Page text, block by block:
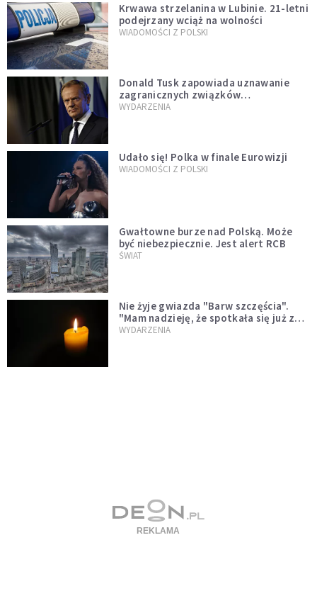
Krwawa strzelanina w Lubinie. 21-letni
podejrzany wciąż na wolności
WIADOMOŚCI Z POLSKI
Donald Tusk zapowiada uznawanie
zagranicznych związków
jednopłciowych. "Państwo oblało ten
WYDARZENIA
Udało się! Polka w finale Eurowizji
WIADOMOŚCI Z POLSKI
Gwałtowne burze nad Polską. Może
być niebezpiecznie. Jest alert RCB
ŚWIAT
Nie żyje gwiazda "Barw szczęścia".
"Mam nadzieję, że spotkała się już z
Bogiem, którego tak bardzo kochała"
WYDARZENIA